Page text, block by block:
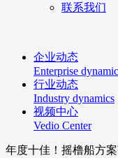
联系我们
企业动态
Enterprise
行业动态
Industry dynamics
视频中心
Vedio Center
年度十佳！摇橹船方